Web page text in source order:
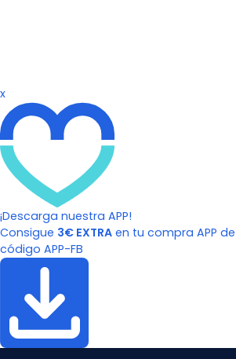
x
¡Descarga nuestra APP!
Consigue 3€ EXTRA en tu compra APP
código APP-FB